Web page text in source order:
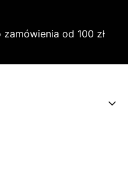
od 100 zł